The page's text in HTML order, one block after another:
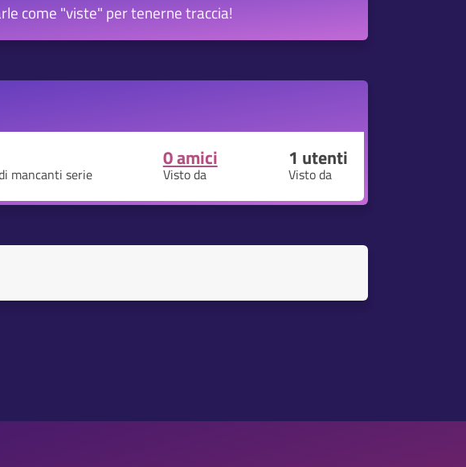
come "viste" per tenerne traccia!
mancanti serie
0 amici
Visto da
1 utenti
Visto da